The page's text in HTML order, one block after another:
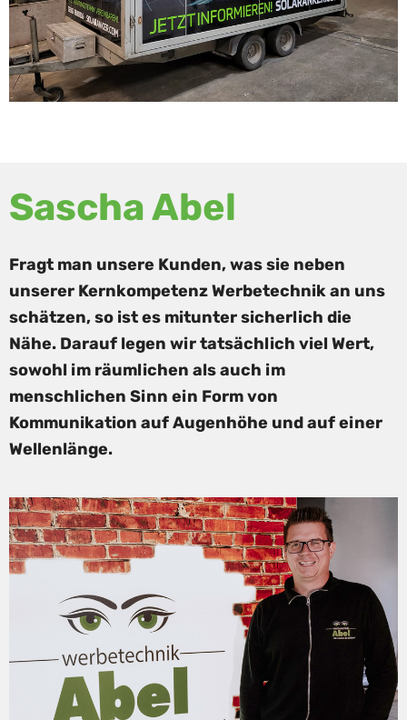
Sascha Abel
Fragt man unsere Kunden, was sie neben
unserer Kernkompetenz Werbetechnik an uns
schätzen, so ist es mitunter sicherlich die
Nähe. Darauf legen wir tatsächlich viel Wert,
sowohl im räumlichen als auch im
menschlichen Sinn ein Form von
Kommunikation auf Augenhöhe und auf einer
Wellenlänge.